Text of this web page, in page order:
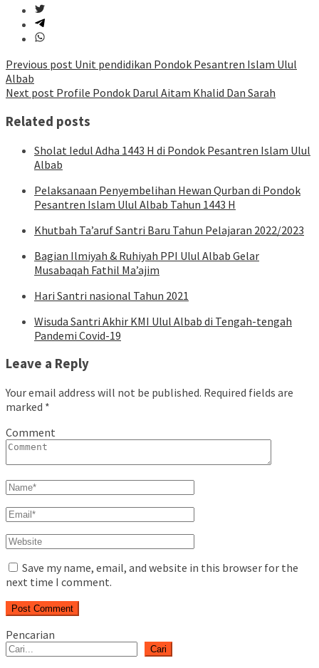
Post
navigation
Previous post Unit pendidikan Pondok Pesantren Islam Ulul
Albab
Next post Profile Pondok Darul Aitam Khalid Dan Sarah
Related posts
Sholat Iedul Adha 1443 H di Pondok Pesantren Islam Ulul
Albab
Pelaksanaan Penyembelihan Hewan Qurban di Pondok
Pesantren Islam Ulul Albab Tahun 1443 H
Khutbah Ta’aruf Santri Baru Tahun Pelajaran 2022/2023
Bagian Ilmiyah & Ruhiyah PPI Ulul Albab Gelar
Musabaqah Fathil Ma’ajim
Hari Santri nasional Tahun 2021
Wisuda Santri Akhir KMI Ulul Albab di Tengah-tengah
Pandemi Covid-19
Leave a Reply
Your email address will not be published. Required fields are
marked *
Comment
Save my name, email, and website in this browser for the
next time I comment.
Pencarian
Cari